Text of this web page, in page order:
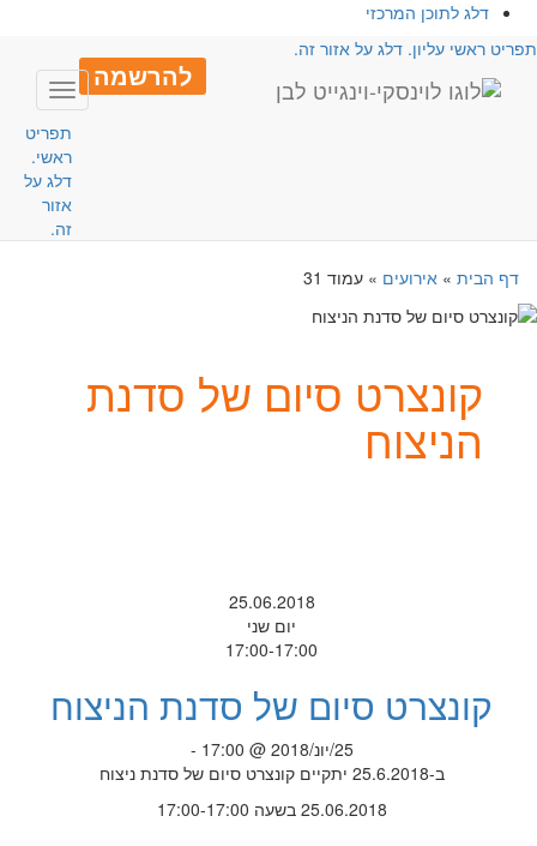
דלג לתוכן המרכזי
ראשי עליון. דלג על אזור זה.
להרשמה
Toggle
תפריט
ראשי.
דלג על
אזור
זה.
דף הבית» אירועים» עמוד 31
קונצרט סיום של סדנת
הניצוח
25.06.2018
יום שני
17:00-17:00
קונצרט סיום של סדנת הניצוח
25/יונ/2018 @ 17:00 -
ב-25.6.2018 יתקיים קונצרט סיום של סדנת ניצוח
25.06.2018 בשעה 17:00-17:00